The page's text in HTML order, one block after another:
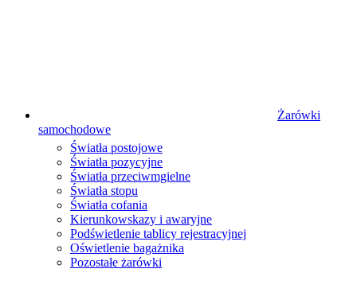
Żarówki
samochodowe
Światła postojowe
Światła pozycyjne
Światła przeciwmgielne
Światła stopu
Światła cofania
Kierunkowskazy i awaryjne
Podświetlenie tablicy rejestracyjnej
Oświetlenie bagażnika
Pozostałe żarówki